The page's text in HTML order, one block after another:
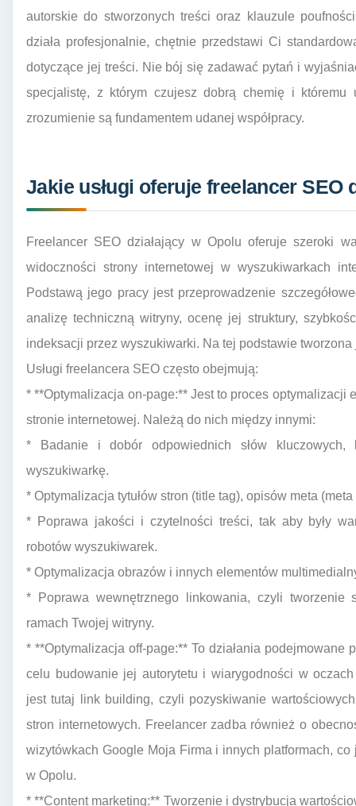
autorskie do stworzonych treści oraz klauzule
działa profesjonalnie, chętnie przedstawi Ci
dotyczące jej treści. Nie bój się zadawać pytań i
specjalistę, z którym czujesz dobrą chemię i
zrozumienie są fundamentem udanej współpracy.
Jakie usługi oferuje freelancer
Freelancer SEO działający w Opolu oferuje szeroki
widoczności strony internetowej w wyszukiwarkach
Podstawą jego pracy jest przeprowadzenie
analizę techniczną witryny, ocenę jej struktury,
indeksacji przez wyszukiwarki. Na tej podstawie
Usługi freelancera SEO często obejmują:
* **Optymalizacja on-page:** Jest to proces
stronie internetowej. Należą do nich między innymi:
* Badanie i dobór odpowiednich słów
wyszukiwarkę.
* Optymalizacja tytułów stron (title tag), opisów meta
* Poprawa jakości i czytelności treści, tak aby były
robotów wyszukiwarek.
* Optymalizacja obrazów i innych elementów
* Poprawa wewnętrznego linkowania, czyli
ramach Twojej witryny.
* **Optymalizacja off-page:** To działania podejmowane
celu budowanie jej autorytetu i wiarygodności w
jest tutaj link building, czyli pozyskiwanie
stron internetowych. Freelancer zadba również o
wizytówkach Google Moja Firma i innych platformach,
w Opolu.
* **Content marketing:** Tworzenie i dystrybucja